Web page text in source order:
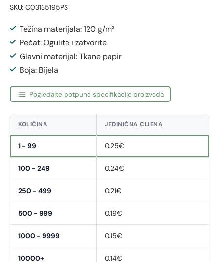
SKU: C03135195PS
Težina materijala: 120 g/m²
Pečat: Ogulite i zatvorite
Glavni materijal: Tkane papir
Boja: Bijela
Pogledajte potpune specifikacije proizvoda
KOLIČINA JEDINIČNA CIJENA
1 - 99 0.25€
100 - 249 0.24€
250 - 499 0.21€
500 - 999 0.19€
1000 - 9999 0.15€
10000+ 0.14€